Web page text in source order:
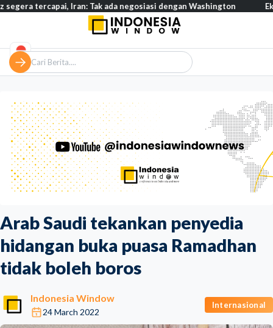
Arab Saudi tekankan penyedia
hidangan buka puasa Ramadhan
tidak boleh boros
Indonesia Window
24 March 2022
Internasional
Iran: Tak ada negosiasi dengan Washington Eksodus